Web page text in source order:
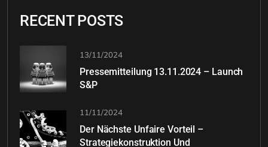
RECENT POSTS
13/11/2024
Pressemitteilung 13.11.2024 – Launch
S&P
11/11/2024
Der Nächste Unfaire Vorteil –
Strategiekonstruktion Und